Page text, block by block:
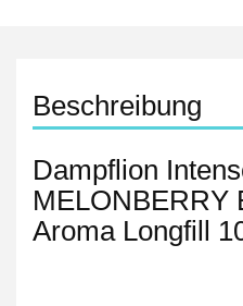
Beschreibung
Dampflion
MELONBERRY
Aroma Longfill